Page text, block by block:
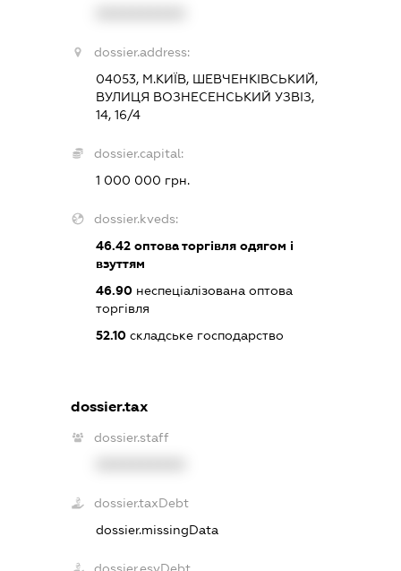
dossier.address:
04053, М.КИЇВ, ШЕВЧЕНКІВСЬКИЙ,
ВУЛИЦЯ ВОЗНЕСЕНСЬКИЙ УЗВІЗ,
14, 16/4
dossier.capital:
1 000 000 грн.
dossier.kveds:
46.42оптова торгівля одягом і
взуттям
46.90неспеціалізована оптова
торгівля
52.10складське господарство
dossier.tax
dossier.staff
dossier.taxDebt
dossier.missingData
dossier.esvDebt